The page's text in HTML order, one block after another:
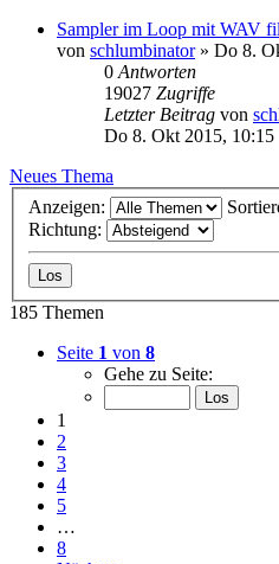
Sampler im Loop mit WAV
von schlumbinator» Do 8.
0 Antworten
19027 Zugriffe
Letzter Beitrag von
Do 8. Okt 2015, 10:15
Neues Thema
Anzeigen:
Richtung:
185 Themen
Seite 1 von 8
Gehe zu Seite:
1
2
3
4
5
…
8